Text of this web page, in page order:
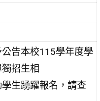
告本校115學年度學
招生相
生踴躍報名，請查